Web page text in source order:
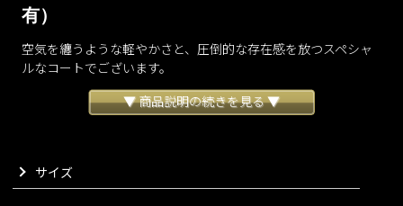
有）
空気を纏うような軽やかさと、圧倒的な存在感を放つスペシャ
ルなコートでございます。
通常そのまま縫製される生地端の表と裏を専用のカッターで割
き、表と表を手縫いで縫い合わせたリバー生地を使用しており
上質なカシミヤ100%生地を使用しており、裏地が無いのに暖か
▼ 商品説明の続きを見る ▼
サイズ